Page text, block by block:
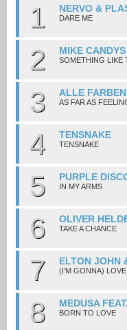
1 NERVO &
DARE ME
2 MIKE
SOMETHING LIKE
3 ALLE
AS FAR AS
4 TENSNAKE
TENSNAKE
5 PURPLE
IN MY ARMS
6 OLIVER
TAKE A CHANCE
7 ELTON JOHN
(I'M GONNA)
8 MEDUSA
BORN TO LOVE